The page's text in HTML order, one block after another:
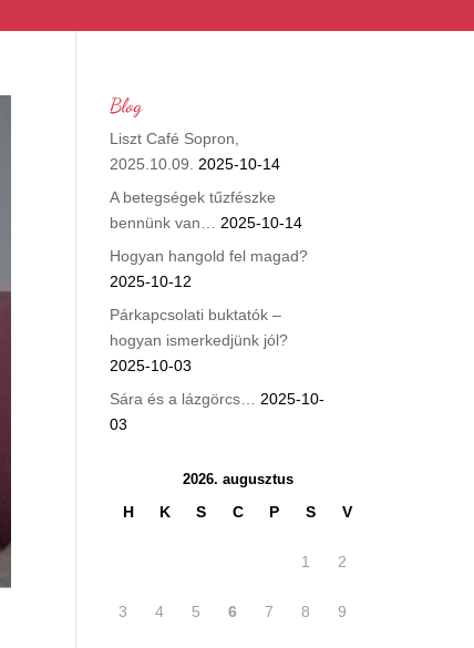
Blog
Liszt Café Sopron,
2025.10.09.
2025-10-14
A betegségek tűzfészke
bennünk van…
2025-10-14
Hogyan hangold fel magad?
2025-10-12
Párkapcsolati buktatók –
hogyan ismerkedjünk jól?
2025-10-03
Sára és a lázgörcs…
2025-10-
03
2026. augusztus
H K S C P S V
1 2
3 4 5 6 7 8 9